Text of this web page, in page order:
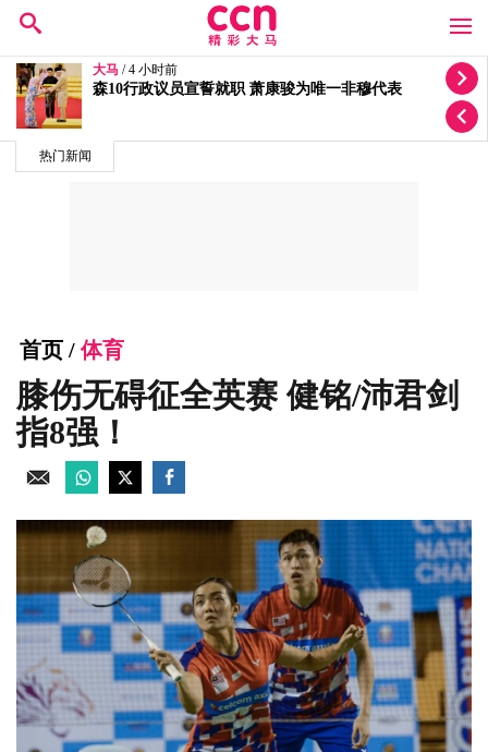
热门新闻
大马 / 4 小时前
依斯迈入院无法出庭 面控程序延至827
首页 / 体育
膝伤无碍征全英赛 健铭/沛君剑
指8强！